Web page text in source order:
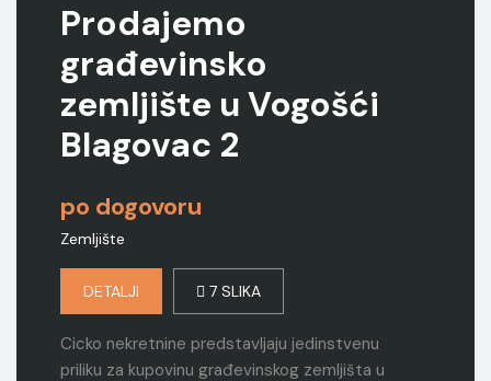
Prodajemo
građevinsko
zemljište u Vogošći
Blagovac 2
po dogovoru
Zemljište
DETALJI 7 SLIKA
Cicko nekretnine predstavljaju jedinstvenu
priliku za kupovinu građevinskog zemljišta u